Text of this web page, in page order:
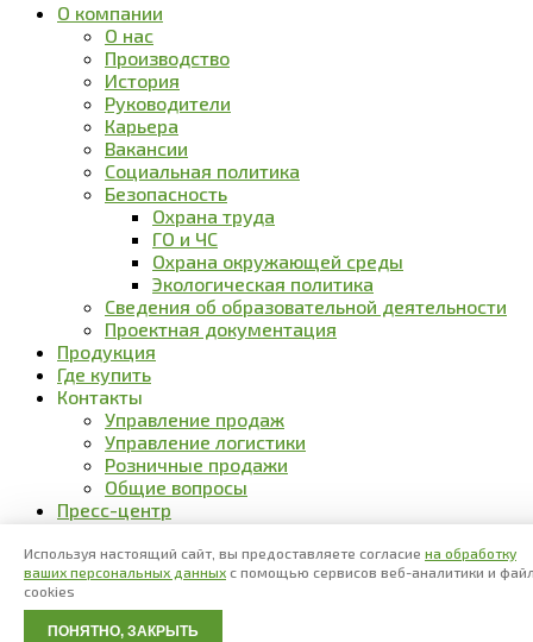
О компании
О нас
Производство
История
Руководители
Карьера
Вакансии
Социальная политика
Безопасность
Охрана труда
ГО и ЧС
Охрана окружающей среды
Экологическая политика
Сведения об образовательной деятельности
Проектная документация
Продукция
Где купить
Контакты
Управление продаж
Управление логистики
Розничные продажи
Общие вопросы
Пресс-центр
Блог
Sidebar
Используя настоящий сайт, вы предоставляете согласие на обработку
ваших персональных данных с помощью сервисов веб-аналитики и
cookies
ПОНЯТНО, ЗАКРЫТЬ